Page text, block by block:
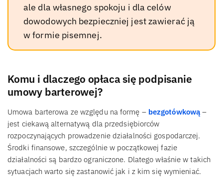
ale dla własnego spokoju i dla celów
dowodowych bezpieczniej jest zawierać ją
w formie pisemnej.
Komu i dlaczego opłaca się podpisanie
umowy barterowej?
Umowa barterowa ze względu na formę –bezgotówkową–
jest ciekawą alternatywą dla przedsiębiorców
rozpoczynających prowadzenie działalności gospodarczej.
Środki finansowe, szczególnie w początkowej fazie
działalności są bardzo ograniczone. Dlatego właśnie w takich
sytuacjach warto się zastanowić jak i z kim się wymieniać.